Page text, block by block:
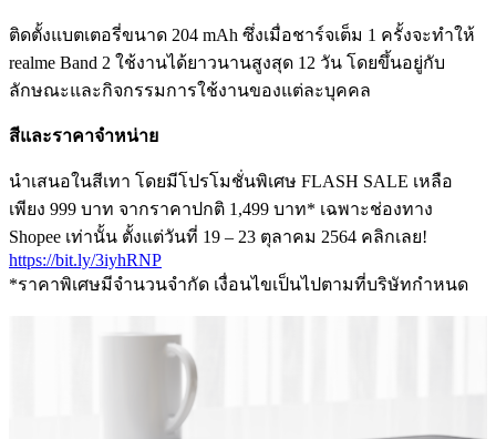
ติดตั้งแบตเตอรี่ขนาด 204 mAh ซึ่งเมื่อชาร์จเต็ม 1 ครั้งจะทำให้
realme Band 2 ใช้งานได้ยาวนานสูงสุด 12 วัน โดยขึ้นอยู่กับ
ลักษณะและกิจกรรมการใช้งานของแต่ละบุคคล
สีและราคาจำหน่าย
นำเสนอในสีเทา โดยมีโปรโมชั่นพิเศษ FLASH SALE เหลือ
เพียง 999 บาท จากราคาปกติ 1,499 บาท* เฉพาะช่องทาง
Shopee เท่านั้น ตั้งแต่วันที่ 19 – 23 ตุลาคม 2564 คลิกเลย!
https://bit.ly/3iyhRNP
*ราคาพิเศษมีจำนวนจำกัด เงื่อนไขเป็นไปตามที่บริษัทกำหนด